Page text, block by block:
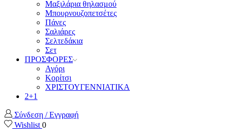
Μαξιλάρια θηλασμού
Μπουρνουζοπετσέτες
Πάνες
Σαλιάρες
Σελτεδάκια
Σετ
ΠΡΟΣΦΟΡΕΣ
Αγόρι
Κορίτσι
ΧΡΙΣΤΟΥΓΕΝΝΙΑΤΙΚΑ
2+1
Σύνδεση / Εγγραφή
Wishlist 0